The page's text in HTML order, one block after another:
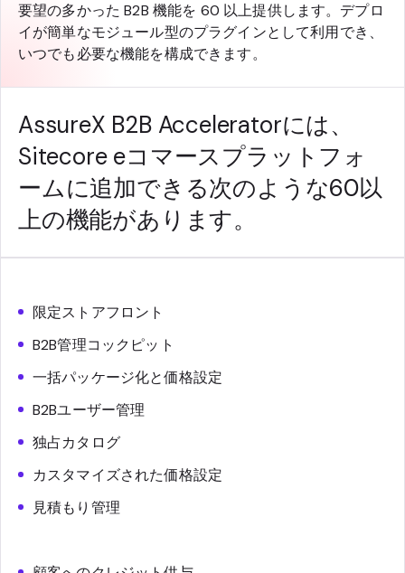
要望の多かった B2B 機能を 60 以上提供します。デプロ
イが簡単なモジュール型のプラグインとして利用でき、
いつでも必要な機能を構成できます。
AssureX B2B Acceleratorには、
Sitecore eコマースプラットフォ
ームに追加できる次のような60以
上の機能があります。
限定ストアフロント
B2B管理コックピット
一括パッケージ化と価格設定
B2Bユーザー管理
独占カタログ
カスタマイズされた価格設定
見積もり管理